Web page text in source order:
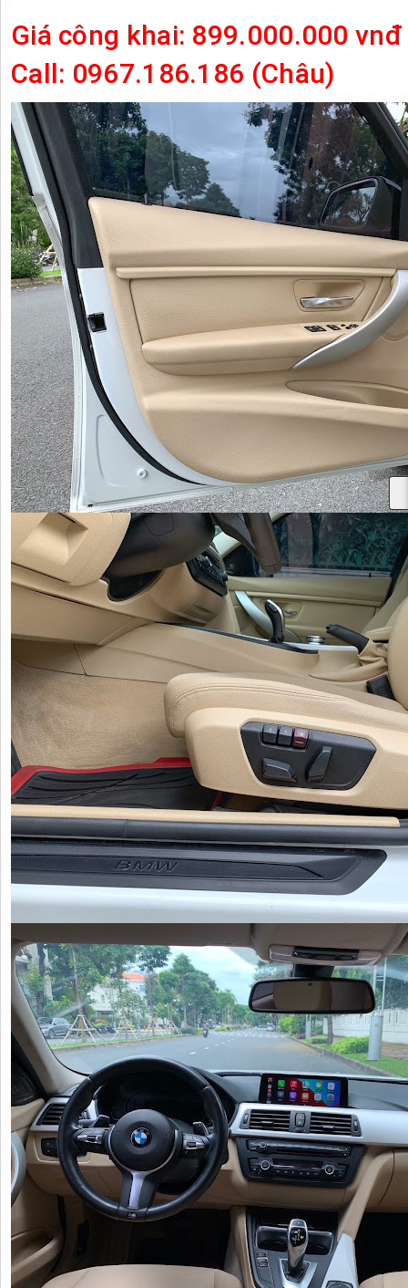
Giá công khai: 899.000.000 vnđ
Call: 0967.186.186 (Châu)